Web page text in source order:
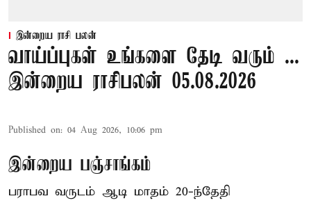
இன்றைய ராசி பலன்
வாய்ப்புகள் உங்களை தேடி வரும் ...
இன்றைய ராசிபலன் 05.08.2026
Published on: 04 Aug 2026, 10:06 pm
இன்றைய பஞ்சாங்கம்
பராபவ வருடம் ஆடி மாதம் 20-ந்தேதி